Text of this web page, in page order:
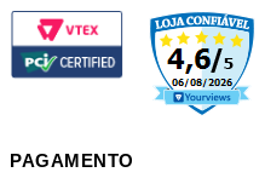
PAGAMENTO